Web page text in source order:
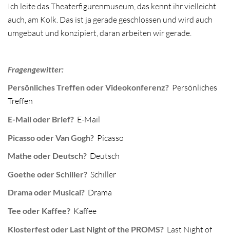
Ich leite das Theaterfigurenmuseum, das kennt ihr vielleicht
auch, am Kolk. Das ist ja gerade geschlossen und wird auch
umgebaut und konzipiert, daran arbeiten wir gerade.
Fragengewitter:
Persönliches Treffen oder Videokonferenz? Persönliches
Treffen
E-Mail oder Brief? E-Mail
Picasso oder Van Gogh? Picasso
Mathe oder Deutsch? Deutsch
Goethe oder Schiller? Schiller
Drama oder Musical? Drama
Tee oder Kaffee? Kaffee
Klosterfest oder Last Night of the PROMS? Last Night of